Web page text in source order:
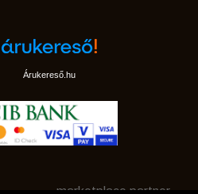
Árukereső.hu
marketplace partner